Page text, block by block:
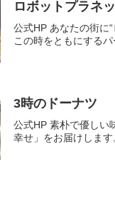
ロボットプラネ
公式HP あなたの街に
この時をともにする
3時のドーナツ
公式HP 素朴で優しい
幸せ」をお届けしま